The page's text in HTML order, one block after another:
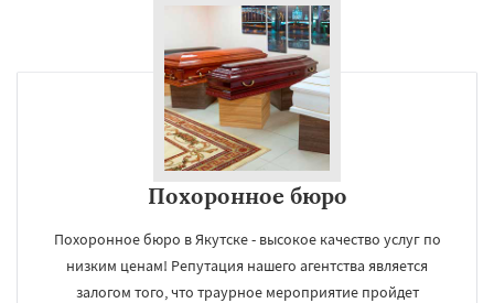
Похоронное бюро
Похоронное бюро в Якутске - высокое качество услуг по
низким ценам! Репутация нашего агентства является
залогом того, что траурное мероприятие пройдет